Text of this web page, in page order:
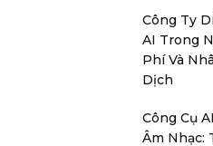
Công Ty
AI Trong
Phí Và
Dịch
Công Cụ
Âm Nhạc: